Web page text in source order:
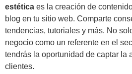
estética es la creación de
blog en tu sitio web. Comparte
tendencias, tutoriales y más. No
negocio como un referente en el
tendrás la oportunidad de captar la
clientes.